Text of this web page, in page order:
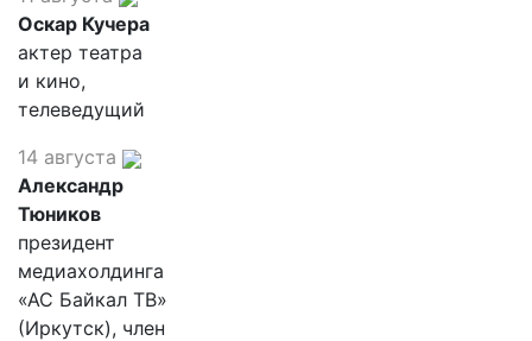
Оскар Кучера
актер театра
и кино,
телеведущий
14 августа
Александр
Тюников
президент
медиахолдинга
«АС Байкал ТВ»
(Иркутск), член